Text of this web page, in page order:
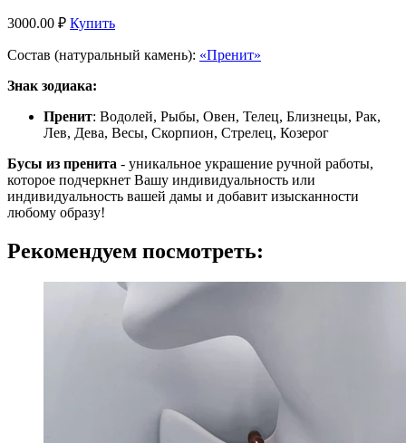
3000.00 ₽ Купить
Состав (натуральный камень): «Пренит»
Знак зодиака:
Пренит: Водолей, Рыбы, Овен, Телец, Близнецы, Рак,
Лев, Дева, Весы, Скорпион, Стрелец, Козерог
Бусы из пренита - уникальное украшение ручной работы,
которое подчеркнет Вашу индивидуальность или
индивидуальность вашей дамы и добавит изысканности
любому образу!
Рекомендуем посмотреть: